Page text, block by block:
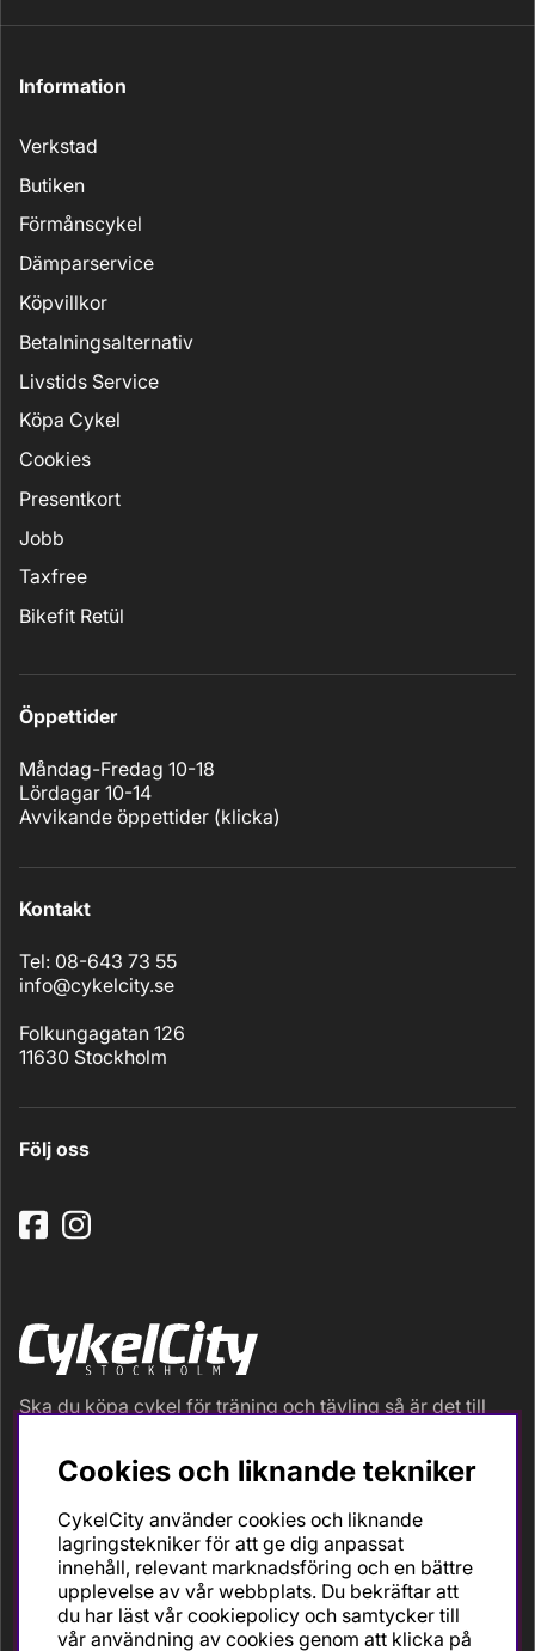
Information
Verkstad
Butiken
Förmånscykel
Dämparservice
Köpvillkor
Betalningsalternativ
Livstids Service
Köpa Cykel
Cookies
Presentkort
Jobb
Taxfree
Bikefit Retül
Öppettider
Måndag-Fredag 10-18
Lördagar 10-14
Avvikande öppettider (klicka)
Kontakt
Tel: 08-643 73 55
info@cykelcity.se
Folkungagatan 126
11630 Stockholm
Följ oss
Ska du köpa cykel för träning och tävling så är det till
Vi är en mycket personlig cykelaffär med hög
servicegrad och alla vi som jobbar är inbitna cyklister
och dess produkter. Gör din bästa cykelaffär på
CykelCity!
Cookies och liknande tekniker
CykelCity använder cookies och liknande
lagringstekniker för att ge dig anpassat
innehåll, relevant marknadsföring och en bättre
upplevelse av vår webbplats. Du bekräftar att
du har läst vår cookiepolicy och samtycker till
vår användning av cookies genom att klicka på